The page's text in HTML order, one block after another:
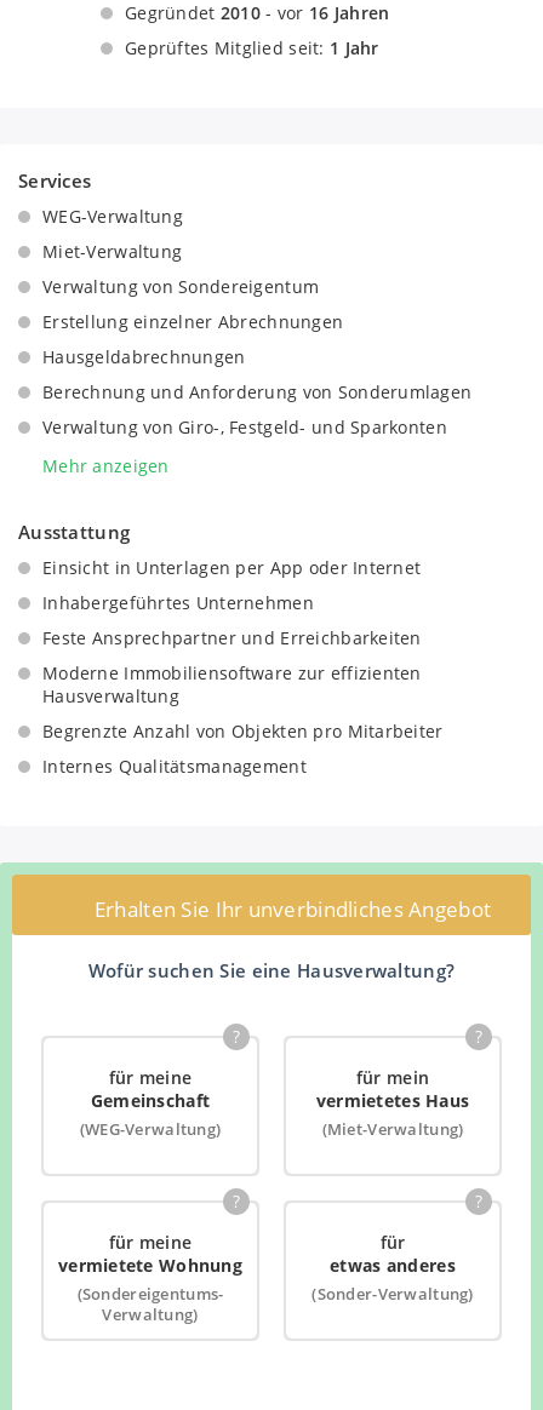
Gegründet 2010- vor 16 Jahren
Geprüftes Mitglied seit: 1 Jahr
Services
WEG-Verwaltung
Miet-Verwaltung
Verwaltung von Sondereigentum
Erstellung einzelner Abrechnungen
Hausgeldabrechnungen
Berechnung und Anforderung von Sonderumlagen
Verwaltung von Giro-, Festgeld- und Sparkonten
Aufstellung und Einhaltung der Hausordnung
Mieterfindung und Vermietung
Kooperation bei Wohnungsverkäufen
Einholung mehrerer Angebote für Dienstleistungen
Handwerkerpool mit erfahrenen Handwerksbetrieben
Kooperationen mit Versicherungsunternehmen
Kooperationen mit Messdienstleistern
Rahmenverträge mit Energieversorgern
Protokollierte Objektbegehung vor
Eigentümerversammlungen mit Beiräten und
interessierten Eigentümern
Aufbereitung von Unterlagen für
Eigentümerversammlungen
nachvollziehbarer Protokolle von
Eigentümerversammlungen
Regelmäßige Begehungen des Objektes zur Ermittlung
des Instandhaltungsbedarfs
Instandhaltungsplanung mit entsprechender
Verhandlung und Abschluss von Wartungsverträgen
Wahrnehmung der Verkehrspflichten wie TÜV-
Kontrollen und Brandschutz
Rechtsdienstleistungen nach §5
Rechtsdienstleistungsgesetz
Unverzügliche Auskunft über berufsspezifische
Mehr anzeigen
Ausstattung
Einsicht in Unterlagen per App oder Internet
Inhabergeführtes Unternehmen
Feste Ansprechpartner und Erreichbarkeiten
Moderne Immobiliensoftware zur effizienten
Hausverwaltung
Begrenzte Anzahl von Objekten pro Mitarbeiter
Internes Qualitätsmanagement
Erhalten Sie Ihr unverbindliches Angebot
Wofür suchen Sie eine Hausverwaltung?
für meine
Gemeinschaft
(WEG-Verwaltung)
?
für mein
vermietetes Haus
(Miet-Verwaltung)
?
für meine
vermietete Wohnung
(Sondereigentums-
Verwaltung)
?
für
etwas anderes
(Sonder-Verwaltung)
?